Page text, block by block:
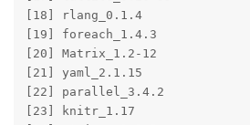
[18] rlang_0.1.4
[19] foreach_1.4.3
[20] Matrix_1.2-12
[21] yaml_2.1.15
[22] parallel_3.4.2
[23] knitr_1.17